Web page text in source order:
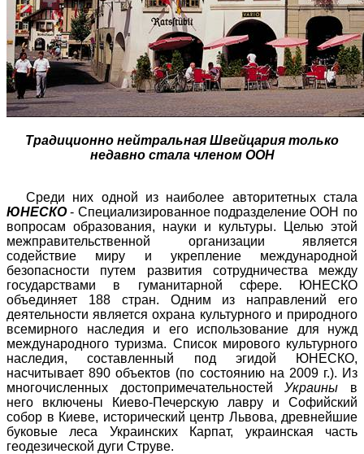
Традиционно нейтральная Швейцария только
недавно стала членом ООН
Среди них одной из наиболее авторитетных стала
ЮНЕСКО - Специализированное подразделение ООН по
вопросам образования, науки и культуры. Целью этой
межправительственной организации является
содействие миру и укрепление международной
безопасности путем развития сотрудничества между
государствами в гуманитарной сфере. ЮНЕСКО
объединяет 188 стран. Одним из направлений его
деятельности является охрана культурного и природного
всемирного наследия и его использование для нужд
международного туризма. Список мирового культурного
наследия, составленный под эгидой ЮНЕСКО,
насчитывает 890 объектов (по состоянию на 2009 г.). Из
многочисленных достопримечательностейУкраины в
него включены Киево-Печерскую лавру и Софийский
собор в Киеве, исторический центр Львова, древнейшие
буковые леса Украинских Карпат, украинская часть
геодезической дуги Струве.